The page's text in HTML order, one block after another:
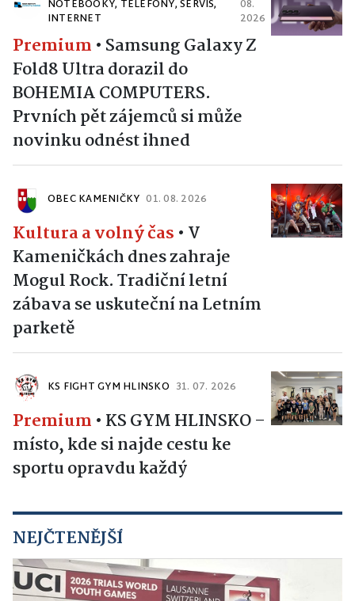
NOTEBOOKY, TELEFONY, SERVIS,
INTERNET
08.
2026
Premium • Samsung Galaxy Z
Fold8 Ultra dorazil do
BOHEMIA COMPUTERS.
Prvních pět zájemců si může
novinku odnést ihned
OBEC KAMENIČKY 01. 08. 2026
Kultura a volný čas • V
Kameničkách dnes zahraje
Mogul Rock. Tradiční letní
zábava se uskuteční na Letním
parketě
KS FIGHT GYM HLINSKO 31. 07. 2026
Premium • KS GYM HLINSKO –
místo, kde si najde cestu ke
sportu opravdu každý
NEJČTENĚJŠÍ